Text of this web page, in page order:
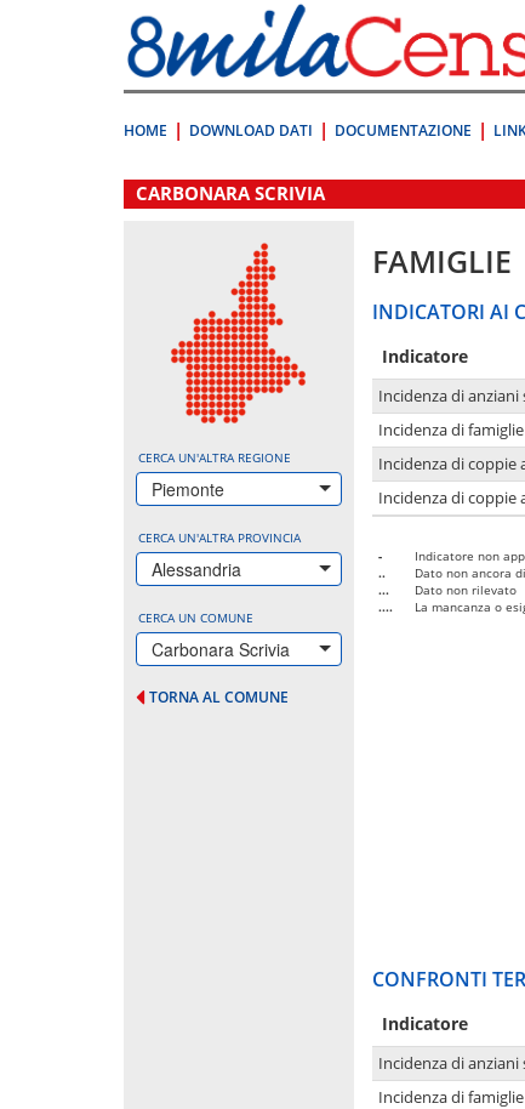
direttamente
a:
Contenuto
HOME DOWNLOAD DATI DOCUMENTAZIONE
.
CARBONARA SCRIVIA
CERCA UN'ALTRA REGIONE
Piemonte
CERCA UN'ALTRA PROVINCIA
Alessandria
CERCA UN COMUNE
Carbonara Scrivia
TORNA AL COMUNE
FAMIGLIE
INDICATORI AI
Indicatore
Incidenza di anziani
Incidenza di
Incidenza di coppie
Incidenza di coppie
-
Indicatore non
..
Dato non ancora
...
Dato non rilevato
....
La mancanza o
CONFRONTI
Indicatore
Incidenza di anziani
Incidenza di